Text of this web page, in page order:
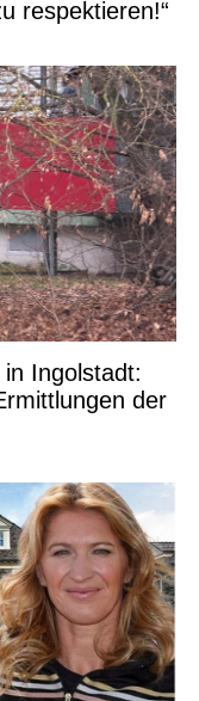
respektieren!“
Ingolstadt:
der